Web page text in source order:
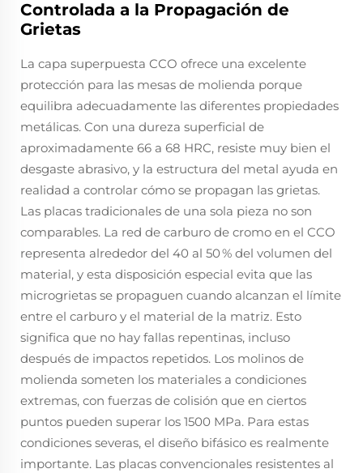
Controlada a la Propagación de
Grietas
La capa superpuesta CCO ofrece una excelente
protección para las mesas de molienda porque
equilibra adecuadamente las diferentes propiedades
metálicas. Con una dureza superficial de
aproximadamente 66 a 68 HRC, resiste muy bien el
desgaste abrasivo, y la estructura del metal ayuda en
realidad a controlar cómo se propagan las grietas.
Las placas tradicionales de una sola pieza no son
comparables. La red de carburo de cromo en el CCO
representa alrededor del 40 al 50 % del volumen del
material, y esta disposición especial evita que las
microgrietas se propaguen cuando alcanzan el límite
entre el carburo y el material de la matriz. Esto
significa que no hay fallas repentinas, incluso
después de impactos repetidos. Los molinos de
molienda someten los materiales a condiciones
extremas, con fuerzas de colisión que en ciertos
puntos pueden superar los 1500 MPa. Para estas
condiciones severas, el diseño bifásico es realmente
importante. Las placas convencionales resistentes al